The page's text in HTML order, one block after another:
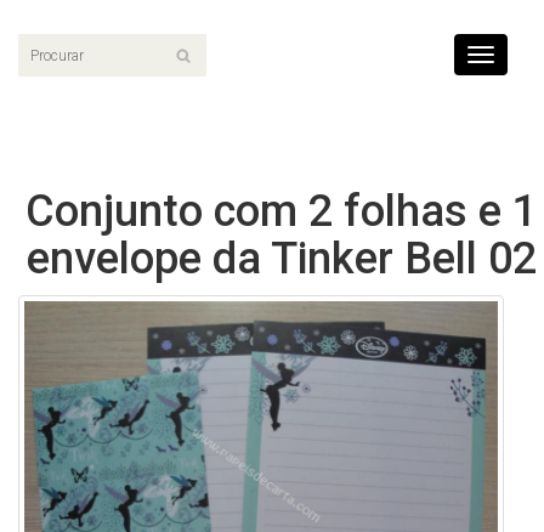
Toggle
Conjunto com 2 folhas e 1
envelope da Tinker Bell 02